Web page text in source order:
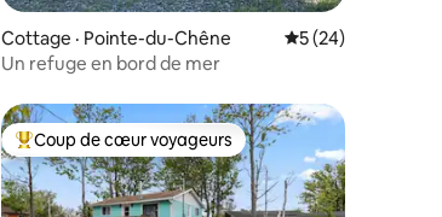
Cottage · Pointe-du-Chêne Note moyenne de
5 (24)
Un refuge en bord de mer
Coup de cœur voyageurs parmi les plus aimés
Coup de cœur voyageurs